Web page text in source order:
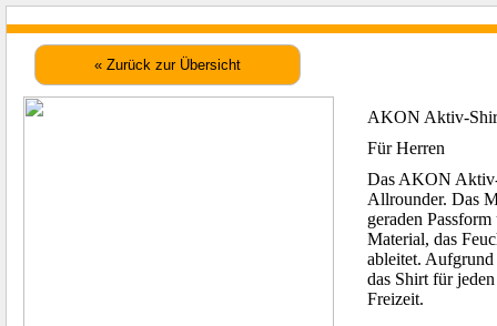
AKON Aktiv-
Für Herren
Das AKON
Allrounder. Das
geraden
Material, das
ableitet. Aufgrund
das Shirt für
Freizeit.